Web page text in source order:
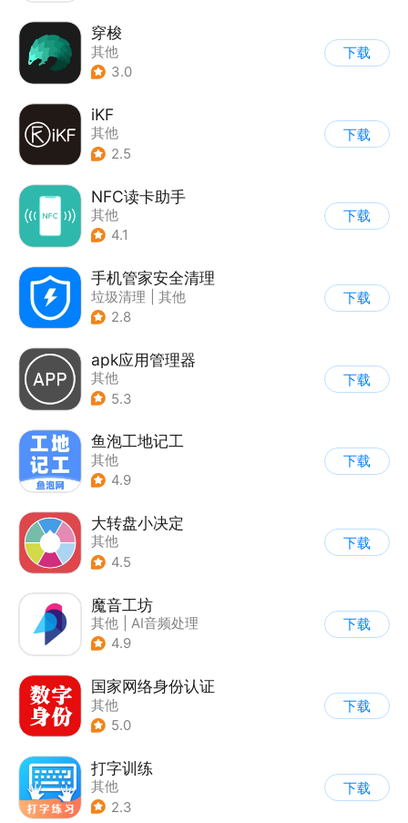
穿梭
其他
3.0
下载
iKF
其他
2.5
下载
NFC读卡助手
其他
4.1
下载
手机管家安全清理
垃圾清理
其他
2.8
下载
apk应用管理器
其他
5.3
下载
鱼泡工地记工
其他
4.9
下载
大转盘小决定
其他
4.5
下载
魔音工坊
其他
AI音频处理
4.9
下载
国家网络身份认证
其他
5.0
下载
打字训练
其他
2.3
下载